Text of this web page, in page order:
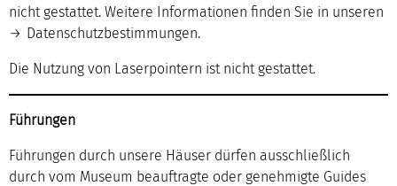
nicht gestattet. Weitere Informationen finden Sie in unseren
Datenschutzbestimmungen.
Die Nutzung von Laserpointern ist nicht gestattet.
Führungen
Führungen durch unsere Häuser dürfen ausschließlich
durch vom Museum beauftragte oder genehmigte Guides